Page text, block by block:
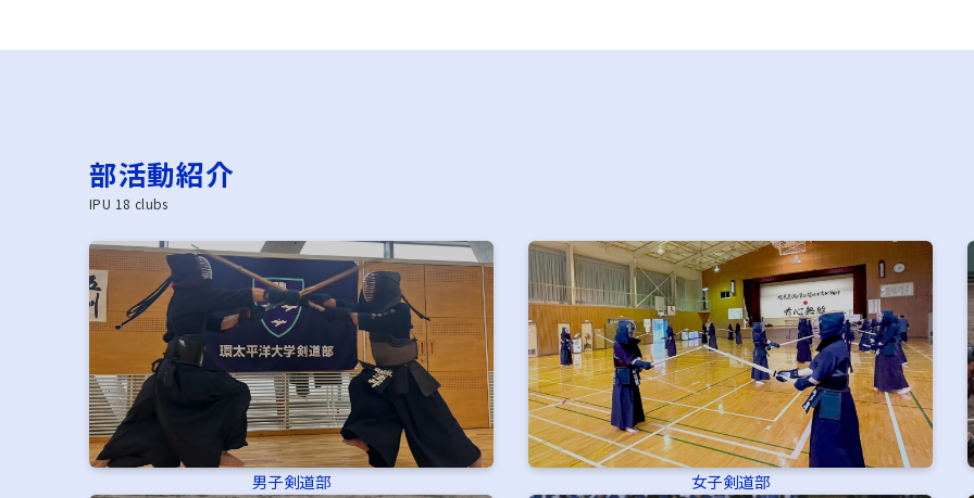
部活動紹介
IPU 18 clubs
男子剣道部 女子剣道部